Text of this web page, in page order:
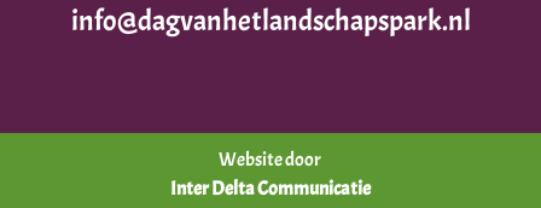
info@dagvanhetlandschapspark.nl
Website door
Inter Delta Communicatie